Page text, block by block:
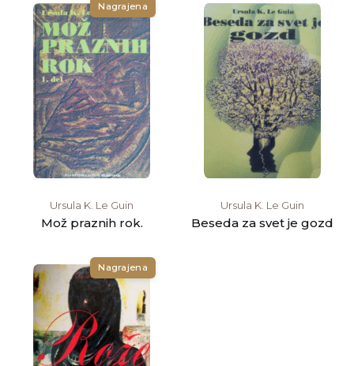
Nagrajena
Ursula K. Le Guin
Mož praznih rok.
Ursula K. Le Guin
Beseda za svet je gozd
Nagrajena